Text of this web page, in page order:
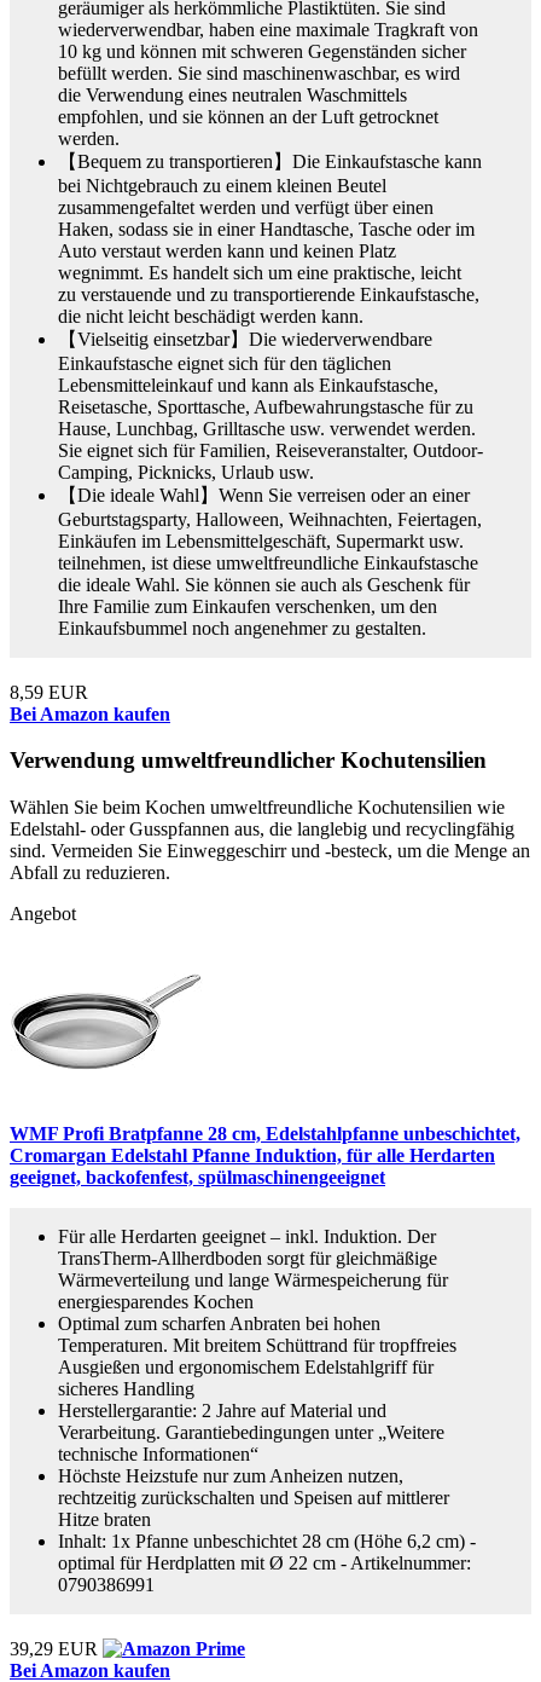
geräumiger als herkömmliche Plastiktüten. Sie sind
wiederverwendbar, haben eine maximale Tragkraft von
10 kg und können mit schweren Gegenständen sicher
befüllt werden. Sie sind maschinenwaschbar, es wird
die Verwendung eines neutralen Waschmittels
empfohlen, und sie können an der Luft getrocknet
werden.
【Bequem zu transportieren】Die Einkaufstasche kann
bei Nichtgebrauch zu einem kleinen Beutel
zusammengefaltet werden und verfügt über einen
Haken, sodass sie in einer Handtasche, Tasche oder im
Auto verstaut werden kann und keinen Platz
wegnimmt. Es handelt sich um eine praktische, leicht
zu verstauende und zu transportierende Einkaufstasche,
die nicht leicht beschädigt werden kann.
【Vielseitig einsetzbar】Die wiederverwendbare
Einkaufstasche eignet sich für den täglichen
Lebensmitteleinkauf und kann als Einkaufstasche,
Reisetasche, Sporttasche, Aufbewahrungstasche für zu
Hause, Lunchbag, Grilltasche usw. verwendet werden.
Sie eignet sich für Familien, Reiseveranstalter, Outdoor-
Camping, Picknicks, Urlaub usw.
【Die ideale Wahl】Wenn Sie verreisen oder an einer
Geburtstagsparty, Halloween, Weihnachten, Feiertagen,
Einkäufen im Lebensmittelgeschäft, Supermarkt usw.
teilnehmen, ist diese umweltfreundliche Einkaufstasche
die ideale Wahl. Sie können sie auch als Geschenk für
Ihre Familie zum Einkaufen verschenken, um den
Einkaufsbummel noch angenehmer zu gestalten.
8,59 EUR
Bei Amazon kaufen
Verwendung umweltfreundlicher Kochutensilien
Wählen Sie beim Kochen umweltfreundliche Kochutensilien wie
Edelstahl- oder Gusspfannen aus, die langlebig und recyclingfähig
sind. Vermeiden Sie Einweggeschirr und -besteck, um die Menge an
Abfall zu reduzieren.
Angebot
WMF Profi Bratpfanne 28 cm, Edelstahlpfanne unbeschichtet,
Cromargan Edelstahl Pfanne Induktion, für alle Herdarten
geeignet, backofenfest, spülmaschinengeeignet
Für alle Herdarten geeignet – inkl. Induktion. Der
TransTherm‑Allherdboden sorgt für gleichmäßige
Wärmeverteilung und lange Wärmespeicherung für
energiesparendes Kochen
Optimal zum scharfen Anbraten bei hohen
Temperaturen. Mit breitem Schüttrand für tropffreies
Ausgießen und ergonomischem Edelstahlgriff für
sicheres Handling
Herstellergarantie: 2 Jahre auf Material und
Verarbeitung. Garantiebedingungen unter „Weitere
technische Informationen“
Höchste Heizstufe nur zum Anheizen nutzen,
rechtzeitig zurückschalten und Speisen auf mittlerer
Hitze braten
Inhalt: 1x Pfanne unbeschichtet 28 cm (Höhe 6,2 cm) -
optimal für Herdplatten mit Ø 22 cm - Artikelnummer:
0790386991
39,29 EUR
Bei Amazon kaufen